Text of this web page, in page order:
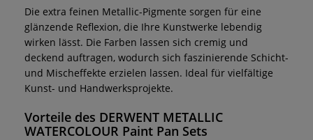
Die extra feinen Metallic-Pigmente sorgen für eine
glänzende Reflexion, die Ihre Kunstwerke lebendig
wirken lässt. Die Farben lassen sich cremig und
deckend auftragen, wodurch sich faszinierende Schicht-
und Mischeffekte erzielen lassen. Ideal für vielfältige
Kunst- und Handwerksprojekte.
Vorteile des DERWENT METALLIC
WATERCOLOUR Paint Pan Sets